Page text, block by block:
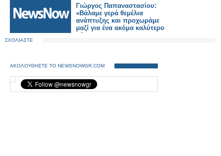
Γιώργος Παπαναστασίου:
«Βάλαμε γερά θεμέλια
ανάπτυξης και προχωράμε
μαζί για ένα ακόμα καλύτερο
αύριο»
ΣΧΟΛΙΑΣΤΕ
ΑΚΟΛΟΥΘΗΣΤΕ ΤΟ NEWSNOWGR.COM